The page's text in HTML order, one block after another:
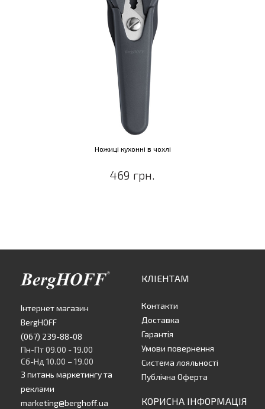
Ножиці кухонні в чохлі
469 грн.
Інтернет магазин
BergHOFF
(067) 239-88-08
Пн-Пт 09.00 - 19.00
Сб-Нд 10.00 – 19.00
З питань маркетингу та
реклами
marketing@berghoff.ua
КЛІЕНТАМ
Контакти
Доставка
Гарантія
Умови повернення
Система лояльності
Публічна Оферта
КОРИСНА ІНФОРМАЦІЯ